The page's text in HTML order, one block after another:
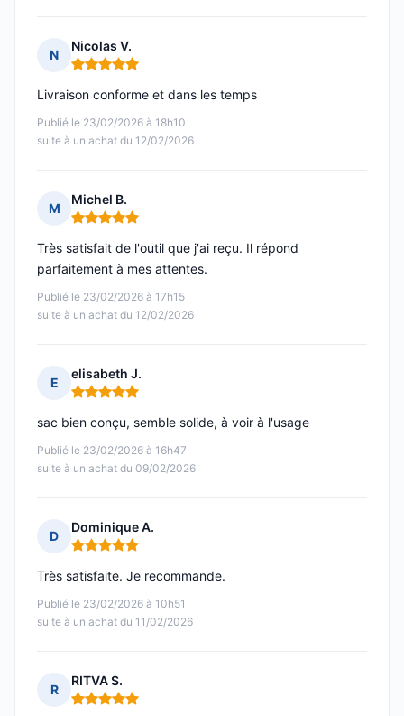
N
Nicolas V.
Note : 5 sur 5
Publié le 23/02/2026 à 18h10
suite à un achat du 12/02/2026
Livraison conforme et dans les temps
M
Michel B.
Note : 5 sur 5
Publié le 23/02/2026 à 17h15
suite à un achat du 12/02/2026
Très satisfait de l'outil que j'ai reçu. Il répond
parfaitement à mes attentes.
E
elisabeth J.
Note : 5 sur 5
Publié le 23/02/2026 à 16h47
suite à un achat du 09/02/2026
sac bien conçu, semble solide, à voir à l'usage
D
Dominique A.
Note : 5 sur 5
Publié le 23/02/2026 à 10h51
suite à un achat du 11/02/2026
Très satisfaite. Je recommande.
R
RITVA S.
Note : 5 sur 5